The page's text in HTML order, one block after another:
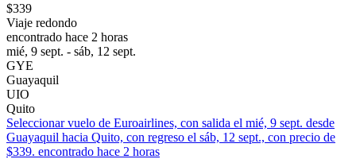
$339
Viaje redondo
encontrado hace 2 horas
mié, 9 sept. - sáb, 12 sept.
GYE
Guayaquil
UIO
Quito
Seleccionar vuelo de Euroairlines, con salida el mié, 9 sept. desde
Guayaquil hacia Quito, con regreso el sáb, 12 sept., con precio de
$339. encontrado hace 2 horas